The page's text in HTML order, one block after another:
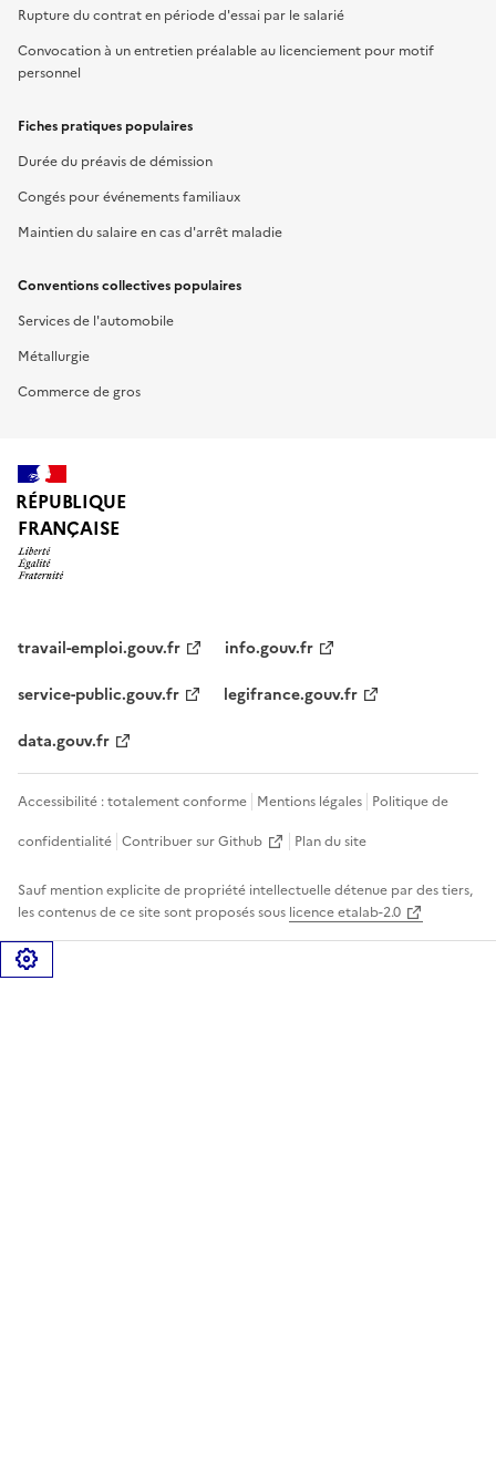
Rupture du contrat en période d'essai par le salarié
Convocation à un entretien préalable au licenciement pour motif
personnel
Fiches pratiques populaires
Durée du préavis de démission
Congés pour événements familiaux
Maintien du salaire en cas d'arrêt maladie
Conventions collectives populaires
Services de l'automobile
Métallurgie
Commerce de gros
RÉPUBLIQUE
FRANÇAISE
travail-emploi.gouv.fr
info.gouv.fr
service-public.gouv.fr
legifrance.gouv.fr
data.gouv.fr
Accessibilité : totalement conforme Mentions légales Politique de
confidentialité Contribuer sur Github Plan du site
Sauf mention explicite de propriété intellectuelle détenue par des tiers,
les contenus de ce site sont proposés sous licence etalab-2.0
Gérer les cookies